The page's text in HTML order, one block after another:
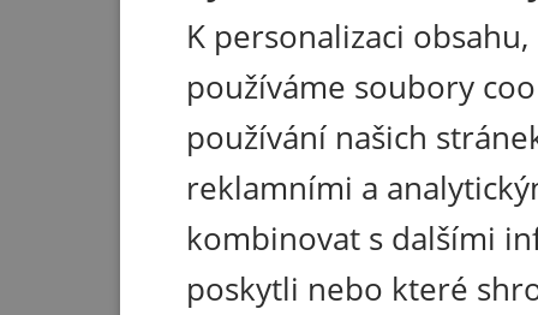
K personalizaci
používáme soubory
používání našich
reklamními a
kombinovat s dalšími
poskytli nebo které